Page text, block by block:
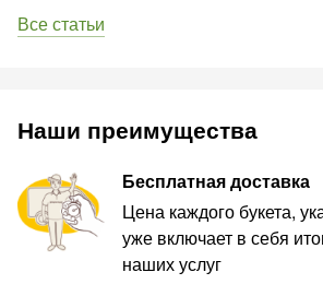
Все статьи
Наши преимущества
Бесплатная доставка
Цена каждого букета,
уже включает в себя
наших услуг